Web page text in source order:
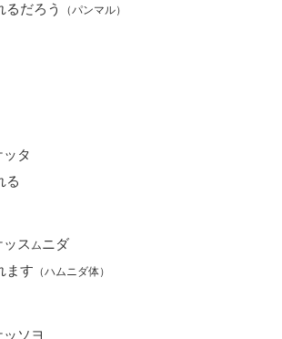
るだろう
（パンマル）
ッタ
る
ッス ムニダ
ます （ハムニダ体）
ソヨ